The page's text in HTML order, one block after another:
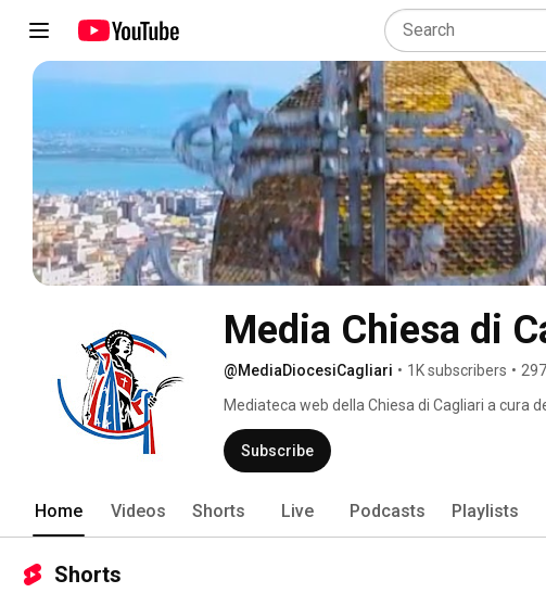
Media Chiesa di
@MediaDiocesiCagliari • 1K subscribers •
Mediateca web della Chiesa di Cagliari a cura
Subscribe
Home Videos Shorts Live Podcasts Playlists
Shorts